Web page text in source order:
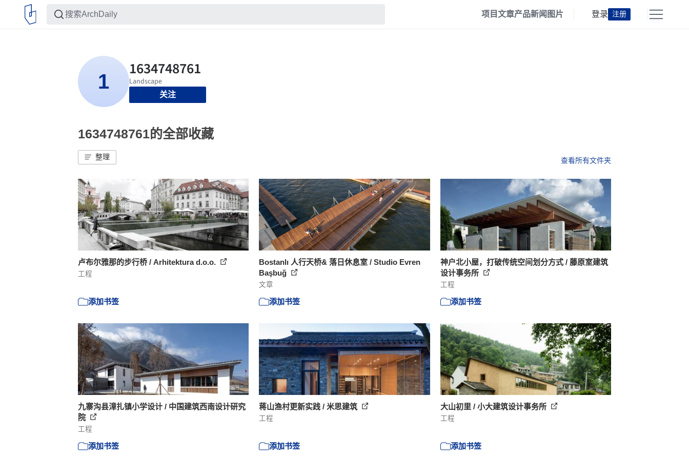
项目文章产品新闻 图片 登录 注册
关注
1634748761的全部收藏
整理 查看所有文件夹
卢布尔雅那的步行桥 / Arhitektura d.o.o.
工程
添加书签
Bostanlı 人行天桥& 落日休息室 / Studio Evren
Başbuğ
文章
添加书签
神户北小屋，打破传统空间划分方式 / 藤原室建筑
设计事务所
工程
添加书签
九寨沟县漳扎镇小学设计 / 中国建筑西南设计研究
院
工程
添加书签
蒋山渔村更新实践 / 米思建筑
工程
添加书签
大山初里 / 小大建筑设计事务所
工程
添加书签